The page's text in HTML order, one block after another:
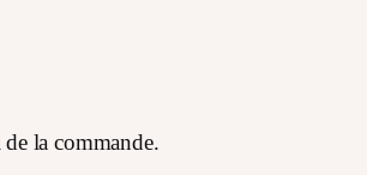
la commande.